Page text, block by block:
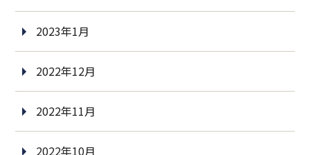
2023年1月
2022年12月
2022年11月
2022年10月